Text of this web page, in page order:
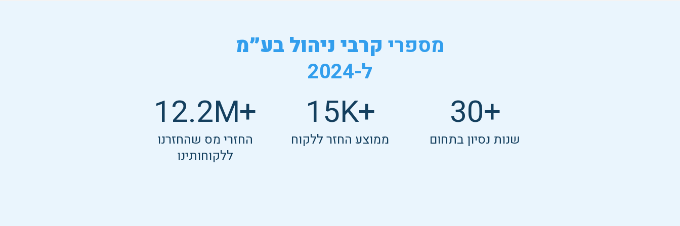
מספרי קרבי ניהול בע״מ
ל-2024
+
30
שנות נסיון בתחום
+K
15
ממוצע החזר ללקוח
+M
12.2
החזרי מס שהחזרנו
ללקוחותינו